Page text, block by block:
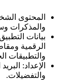
والمذكرات
بيانات
الرقمية
والتطبيقات
الإعداد:
والتفضيلات.